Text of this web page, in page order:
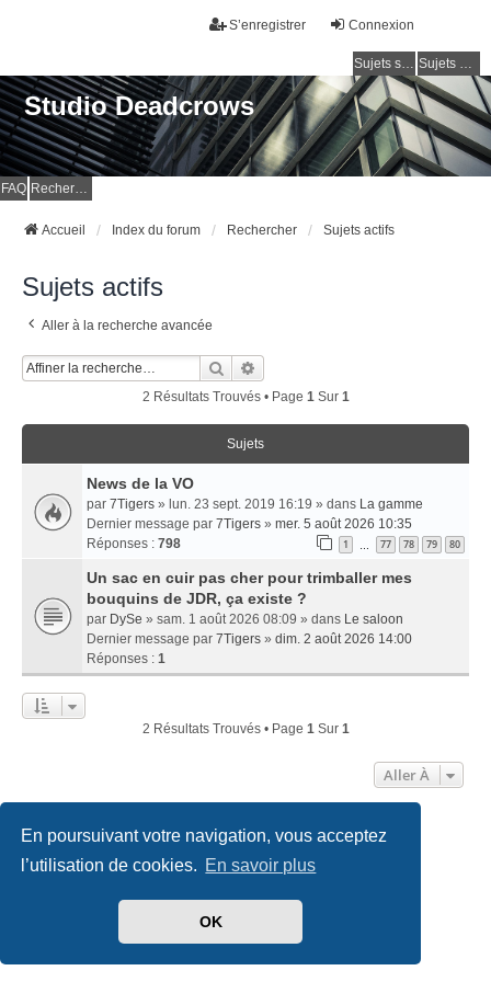
En poursuivant votre navigation, vous acceptez
l’utilisation de cookies. En savoir plus
OK
Connexion
S’enregistrer
Sujets sans réponse Sujets actifs
Studio Deadcrows
FAQ Rechercher
Accueil Index du forum Rechercher Sujets actifs
Sujets actifs
Aller à la recherche avancée
Rechercher
2 Résultats Trouvés • Page 1Sur 1
Sujets
News de la VO
par 7Tigers » lun. 23 sept. 2019 16:19 » dans La gamme
Dernier message par 7Tigers » mer. 5 août 2026 10:35
Réponses : 798 1 77 78 79 80
Un sac en cuir pas cher pour trimballer mes
bouquins de JDR, ça existe ?
par DySe » sam. 1 août 2026 08:09 » dans Le saloon
Dernier message par 7Tigers » dim. 2 août 2026 14:00
Réponses : 1
2 Résultats Trouvés • Page 1Sur 1
Aller À
Accueil Index du forum Nous contacter
phpBB-fr.com
created by INVENTEA & v12mike
Conditions